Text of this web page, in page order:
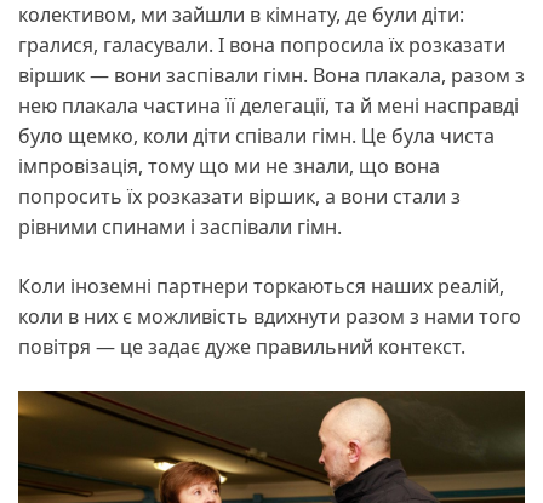
колективом, ми зайшли в кімнату, де були діти:
гралися, галасували. І вона попросила їх розказати
віршик — вони заспівали гімн. Вона плакала, разом з
нею плакала частина її делегації, та й мені насправді
було щемко, коли діти співали гімн. Це була чиста
імпровізація, тому що ми не знали, що вона
попросить їх розказати віршик, а вони стали з
рівними спинами і заспівали гімн.
Коли іноземні партнери торкаються наших реалій,
коли в них є можливість вдихнути разом з нами того
повітря — це задає дуже правильний контекст.